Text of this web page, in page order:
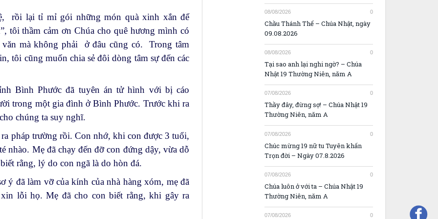
rồi lại tỉ mỉ gói những món quà xinh xắn để
tôi thầm cảm ơn Chúa cho quê hương mình có
mà không phải ở đâu cũng có. Trong tâm
tôi cũng muốn chia sẻ đôi dòng tâm sự đến các
Bình Phước đã tuyên án tử hình với bị cáo
trong một gia đình ở Bình Phước. Trước khi ra
chúng ta suy nghĩ.
pháp trường rồi. Con nhớ, khi con được 3 tuổi,
nhào. Mẹ đã chạy đến đỡ con đứng dậy, vừa dỗ
rằng, lý do con ngã là do hòn đá.
ý đã làm vỡ của kính của nhà hàng xóm, mẹ đã
lỗi họ. Mẹ đã cho con biết rằng, khi gây ra
08/08/2026 0
Chầu Thánh Thể – Chúa Nhật, ngày
09.08.2026
08/08/2026 0
Tại sao anh lại nghi ngờ? – Chúa
Nhật 19 Thường Niên, năm A
07/08/2026 0
Thầy đây, đừng sợ! – Chúa Nhật 19
Thường Niên, năm A
07/08/2026 0
Chúc mừng 19 nữ tu Tuyên khấn
Trọn đời – Ngày 07.8.2026
07/08/2026 0
Chúa luôn ở với ta – Chúa Nhật 19
Thường Niên, năm A
07/08/2026 0